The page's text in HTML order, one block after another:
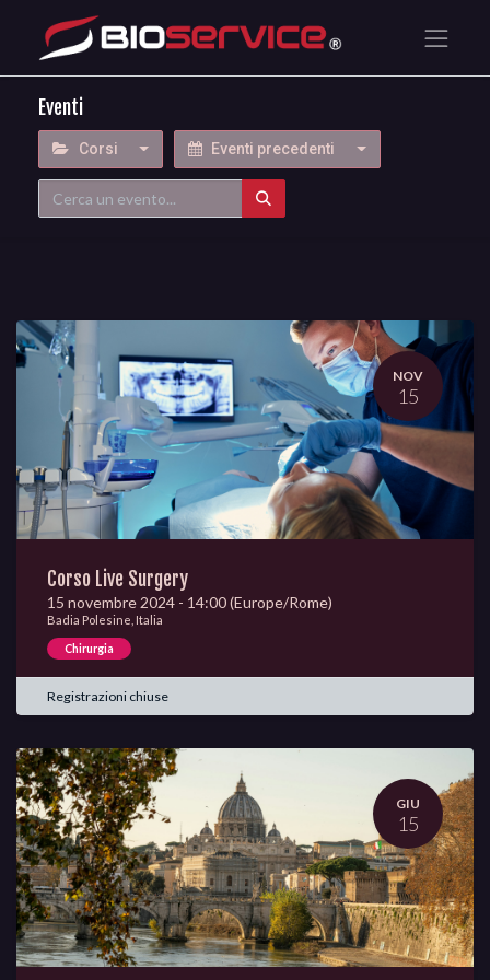
Eventi
Corsi Eventi precedenti
NOV
15
Corso Live Surgery
15 novembre 2024 - 14:00(Europe/Rome)
Badia Polesine Italia
Chirurgia
Registrazioni chiuse
GIU
15